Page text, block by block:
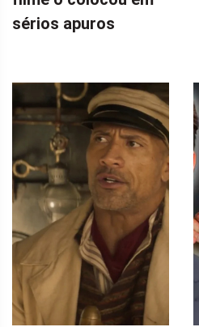
sérios apuros